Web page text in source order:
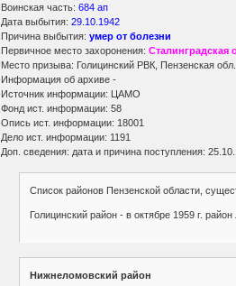
Воинская часть: 684 ап
Дата выбытия:29.10.1942
Причина выбытия: умер от болезни
Первичное место захоронения: Сталинградская
Место призыва: Голицинский РВК, Пензенская
Информация об архиве -
Источник информации: ЦАМО
Фонд ист. информации: 58
Опись ист. информации: 18001
Дело ист. информации: 1191
Доп. сведения: дата и причина поступления:
Список районов Пензенской области,
Голицинский район - в октябре 1959 г.
Нижнеломовский район